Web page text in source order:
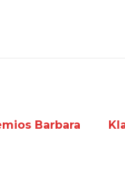
Barbara